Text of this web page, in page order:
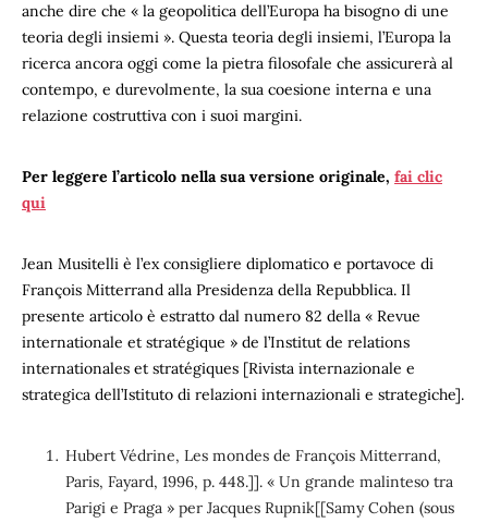
anche dire che « la geopolitica dell’Europa ha bisogno di une
teoria degli insiemi ». Questa teoria degli insiemi, l’Europa la
ricerca ancora oggi come la pietra filosofale che assicurerà al
contempo, e durevolmente, la sua coesione interna e una
relazione costruttiva con i suoi margini.
Per leggere l’articolo nella sua versione originale, fai clic
qui
Jean Musitelli è l’ex consigliere diplomatico e portavoce di
François Mitterrand alla Presidenza della Repubblica. Il
presente articolo è estratto dal numero 82 della « Revue
internationale et stratégique » de l’Institut de relations
internationales et stratégiques [Rivista internazionale e
strategica dell’Istituto di relazioni internazionali e strategiche].
Hubert Védrine, Les mondes de François Mitterrand,
Paris, Fayard, 1996, p. 448.]]. « Un grande malinteso tra
Parigi e Praga » per Jacques Rupnik[[Samy Cohen (sous